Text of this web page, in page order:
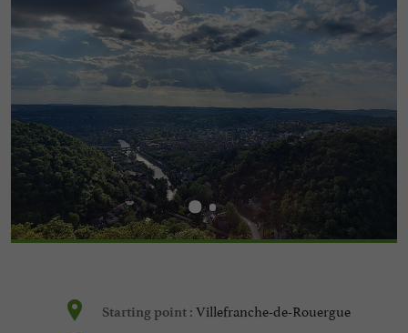
Starting point : Villefranche-de-Rouergue